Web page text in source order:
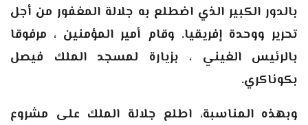
بالدور الكبير الذي اضطلع به جلالة المغفور من أجل
تحرير ووحدة إفريقيا. وقام أمير المؤمنين ، مرفوقا
بالرئيس الغيني ، بزيارة لمسجد الملك فيصل
بكوناكري.
وبهذه المناسبة، اطلع جلالة الملك على مشروع